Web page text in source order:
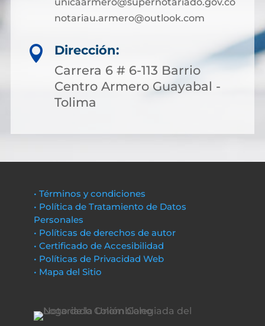
notariau.armero@outlook.com

Dirección:
Carrera 6 # 6-113 Barrio
Centro Armero Guayabal -
Tolima
• Términos y condiciones
• Política de Tratamiento de Datos
Personales
• Políticas de derechos de autor
• Certificado de Accesibilidad
• Políticas de Privacidad Web
• Mapa del Sitio